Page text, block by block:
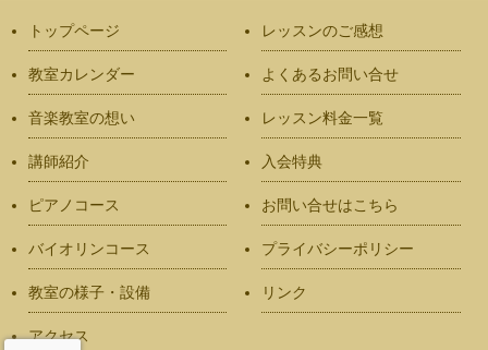
トップページ
教室カレンダー
音楽教室の想い
講師紹介
レッスンのご感想
よくあるお問い合せ
レッスン料金一覧
入会特典
ピアノコース
バイオリンコース
教室の様子・設備
アクセス
お問い合せはこちら
プライバシーポリシー
リンク